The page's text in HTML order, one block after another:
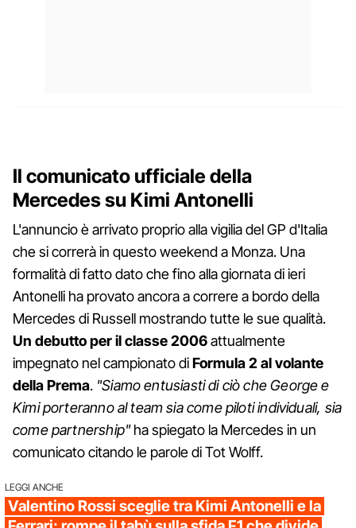
Il comunicato ufficiale della
Mercedes su Kimi Antonelli
L'annuncio è arrivato proprio alla vigilia del GP d'Italia
che si correrà in questo weekend a Monza. Una
formalità di fatto dato che fino alla giornata di ieri
Antonelli ha provato ancora a correre a bordo della
Mercedes di Russell mostrando tutte le sue qualità.
Un debutto per il classe 2006attualmente
impegnato nel campionato diFormula 2 al volante
della Prema. "Siamo entusiasti di ciò che George e
Kimi porteranno al team sia come piloti individuali, sia
come partnership"ha spiegato la Mercedes in un
comunicato citando le parole di Tot Wolff.
LEGGI ANCHE
Valentino Rossi sceglie tra Kimi Antonelli e la